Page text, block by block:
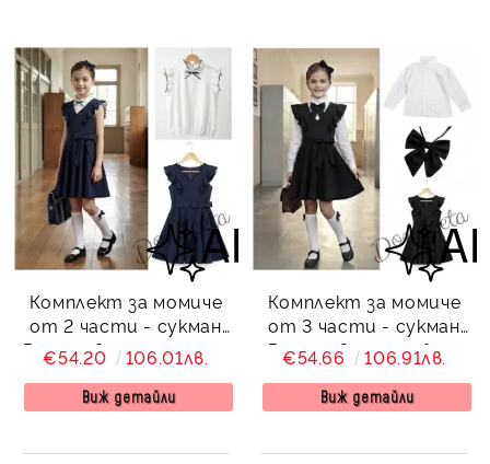
Комплект за момиче
от 2 части - сукман
Радина в тъмносиньо
и риза Contrast в бяло
с къс ръкав
€54.20 106.01лв.
Виж детайли
Комплект за момиче
от 3 части - сукман
Радина в черно, бяла
риза с дълъг ръкав и
панделка за врат в
€54.66 106.91лв.
Виж детайли